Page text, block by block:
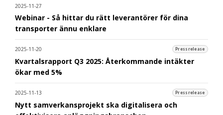
2025-11-27
Webinar - Så hittar du rätt leverantörer för dina
transporter ännu enklare
2025-11-20 Pressrelease
Kvartalsrapport Q3 2025: Återkommande intäkter
ökar med 5%
2025-11-13 Pressrelease
Nytt samverkansprojekt ska digitalisera och